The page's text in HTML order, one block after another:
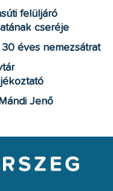
felüljáró
cseréje
éves nemezsátrat
Jenő